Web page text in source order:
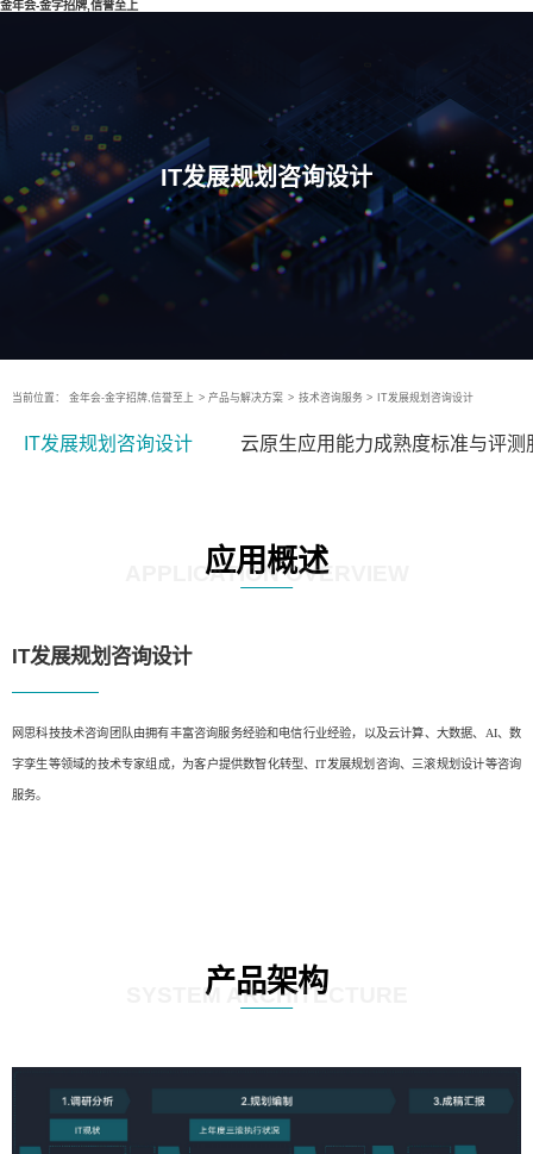
金年会-金字招牌,信誉至上
IT发展规划咨询设计
当前位置： 金年会-金字招牌,信誉至上 > 产品与解决方案 > 技术咨询服务 > IT发展规划咨询设计
IT发展规划咨询设计 云原生应用能力成熟度标准与评测
应用概述
APPLICATION OVERVIEW
IT发展规划咨询设计
网思科技技术咨询团队由拥有丰富咨询服务经验和电信行业经验，以及云计算、大数据、AI、数
字孪生等领域的技术专家组成，为客户提供数智化转型、IT发展规划咨询、三滚规划设计等咨询
服务。
产品架构
SYSTEM ARCHITECTURE